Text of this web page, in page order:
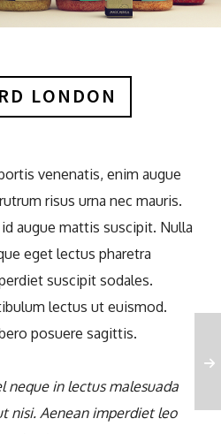
LONDON
venenatis, enim augue
risus urna nec mauris.
augue mattis suscipit. Nulla
eget lectus pharetra
suscipit sodales.
lectus ut euismod.
posuere sagittis.
neque in lectus malesuada
nisi. Aenean imperdiet leo